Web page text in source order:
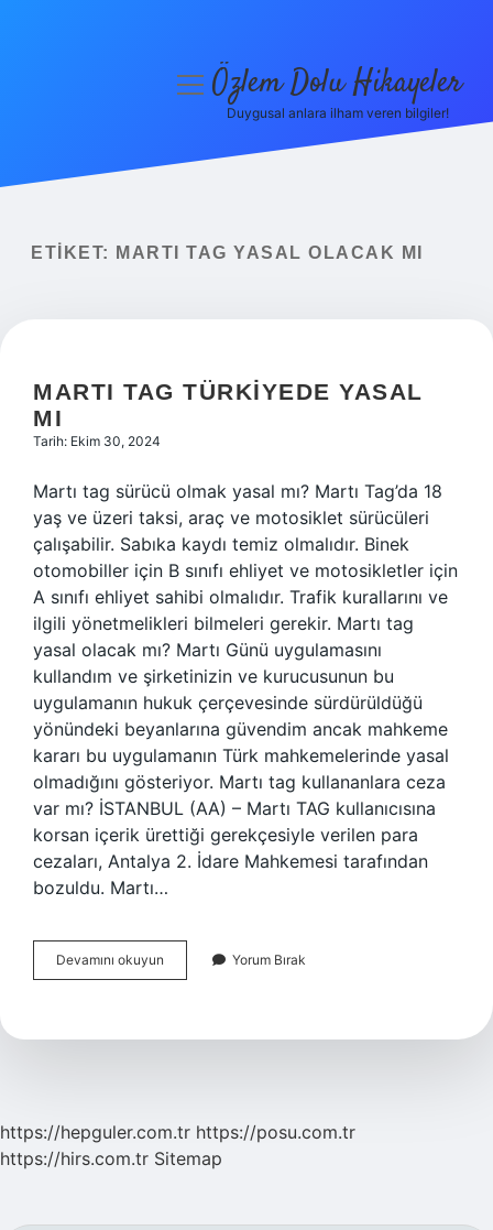
Yasal Uyarı
menüyüÖzlem Dolu Hikayeler
Duygusal anlara ilham veren bilgiler!
ETIKET: MARTI TAG YASAL OLACAK MI
MARTI TAG TÜRKIYEDE YASAL
MI
Tarih: Ekim 30, 2024
Martı tag sürücü olmak yasal mı? Martı Tag’da 18
yaş ve üzeri taksi, araç ve motosiklet sürücüleri
çalışabilir. Sabıka kaydı temiz olmalıdır. Binek
otomobiller için B sınıfı ehliyet ve motosikletler için
A sınıfı ehliyet sahibi olmalıdır. Trafik kurallarını ve
ilgili yönetmelikleri bilmeleri gerekir. Martı tag
yasal olacak mı? Martı Günü uygulamasını
kullandım ve şirketinizin ve kurucusunun bu
uygulamanın hukuk çerçevesinde sürdürüldüğü
yönündeki beyanlarına güvendim ancak mahkeme
kararı bu uygulamanın Türk mahkemelerinde yasal
olmadığını gösteriyor. Martı tag kullananlara ceza
var mı? İSTANBUL (AA) – Martı TAG kullanıcısına
korsan içerik ürettiği gerekçesiyle verilen para
cezaları, Antalya 2. İdare Mahkemesi tarafından
bozuldu. Martı…
Devamını okuyun
Tag
Mı
Yorum Bırak
https://hepguler.com.tr https://posu.com.tr
https://hirs.com.tr Sitemap